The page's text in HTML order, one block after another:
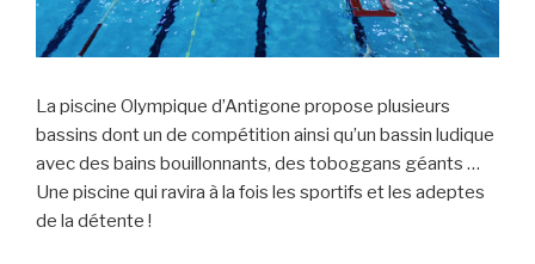
La piscine Olympique d’Antigone propose plusieurs
bassins dont un de compétition ainsi qu’un bassin ludique
avec des bains bouillonnants, des toboggans géants …
Une piscine qui ravira à la fois les sportifs et les adeptes
de la détente !